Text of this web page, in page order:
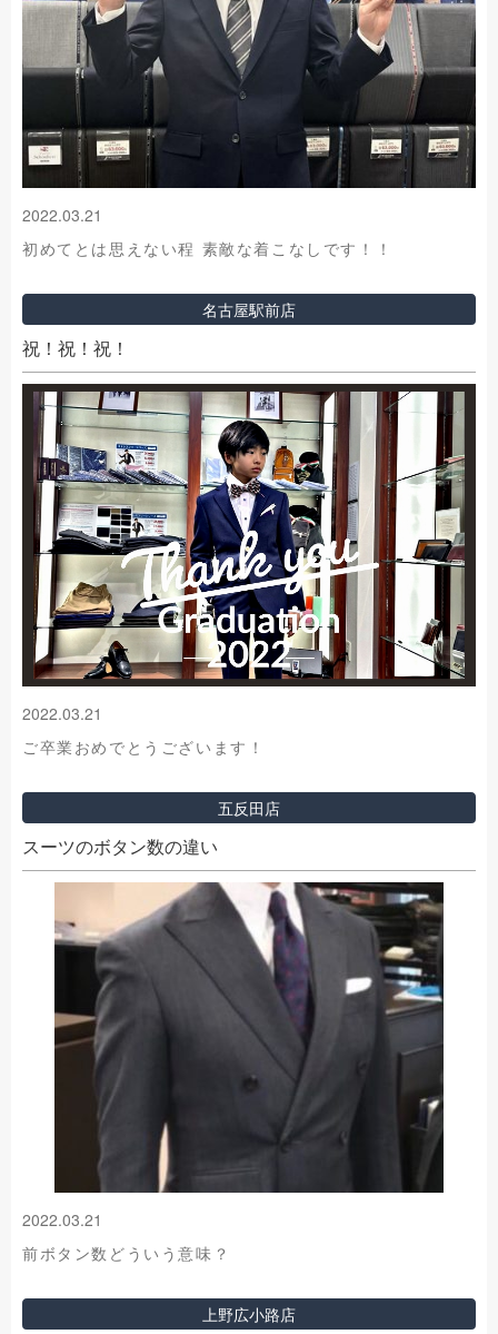
2022.03.21
初めてとは思えない程 素敵な着こなしです！！
名古屋駅前店
祝！祝！祝！
2022.03.21
ご卒業おめでとうございます！
五反田店
スーツのボタン数の違い
2022.03.21
前ボタン数どういう意味？
上野広小路店